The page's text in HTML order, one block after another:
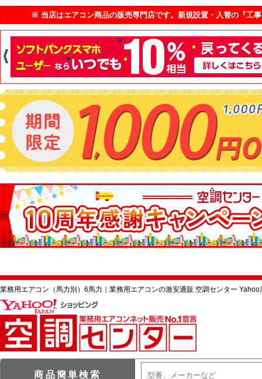
業務用エアコン（馬力別）6馬力｜業務用エアコンの激安通販 空調センター Yahoo